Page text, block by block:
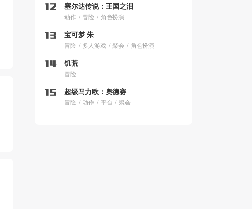
塞尔达传说：王国之泪
动作 冒险 角色扮演
宝可梦 朱
冒险 多人游戏 聚会 角色扮演
饥荒
冒险
超级马力欧：奥德赛
冒险 动作 平台 聚会